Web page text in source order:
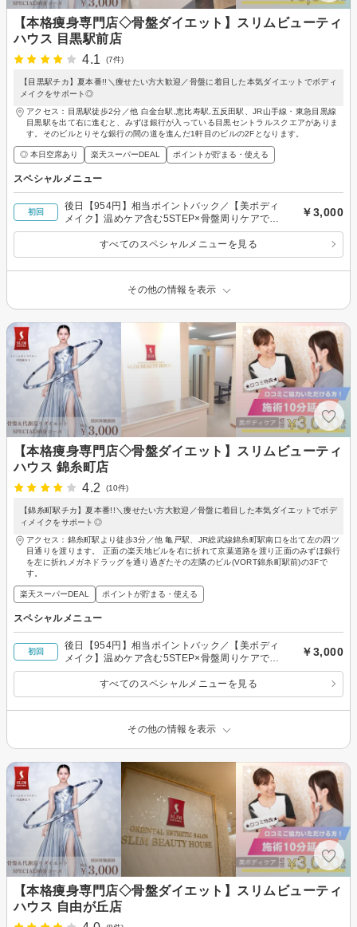
【本格痩身専門店◇骨盤ダイエット】スリムビューティ
ハウス 目黒駅前店
4.1
(7件)
【目黒駅チカ】夏本番!!＼痩せたい方大歓迎／骨盤に着目した本気ダイエットでボディ
メイクをサポート◎
アクセス：目黒駅徒歩2分／他 白金台駅,恵比寿駅,五反田駅、JR山手線・東急目黒線
目黒駅を出て右に進むと、みずほ銀行が入っている目黒セントラルスクエアがありま
す。そのビルとりそな銀行の間の道を進んだ1軒目のビルの2Fとなります。
◎ 本日空席あり 楽天スーパーDEAL ポイントが貯まる・使える
スペシャルメニュー
初回
後日【954円】相当ポイントバック／【美ボディ
メイク】温めケア含む5STEP×骨盤周りケアでス
ッキリ！代謝サポート◎80分￥3000
￥3,000
すべてのスペシャルメニューを見る
その他の情報を表示
【本格痩身専門店◇骨盤ダイエット】スリムビューティ
ハウス 錦糸町店
4.2
(10件)
【錦糸町駅チカ】夏本番!!＼痩せたい方大歓迎／骨盤に着目した本気ダイエットでボデ
ィメイクをサポート◎
アクセス：錦糸町駅より徒歩3分／他 亀戸駅、JR総武線錦糸町駅南口を出て左の四ツ
目通りを渡ります。 正面の楽天地ビルを右に折れて京葉道路を渡り正面のみずほ銀行
を左に折れメガネドラッグを通り過ぎたその左隣のビル(VORT錦糸町駅前)の3Fで
す。
楽天スーパーDEAL ポイントが貯まる・使える
スペシャルメニュー
初回
後日【954円】相当ポイントバック／【美ボディ
メイク】温めケア含む5STEP×骨盤周りケアでス
ッキリ！代謝サポート◎80分￥3000
￥3,000
すべてのスペシャルメニューを見る
その他の情報を表示
【本格痩身専門店◇骨盤ダイエット】スリムビューティ
ハウス 自由が丘店